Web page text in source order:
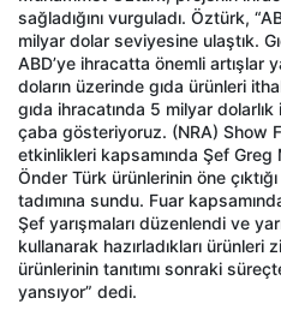
sağladığını vurguladı. Öztürk,
milyar dolar seviyesine ulaştık.
ABD’ye ihracatta önemli artışlar
doların üzerinde gıda ürünleri
gıda ihracatında 5 milyar
çaba gösteriyoruz. (NRA) Show
etkinlikleri kapsamında Şef
Önder Türk ürünlerinin öne
tadımına sundu. Fuar
Şef yarışmaları düzenlendi ve
kullanarak hazırladıkları ürünleri
ürünlerinin tanıtımı sonraki
yansıyor” dedi.